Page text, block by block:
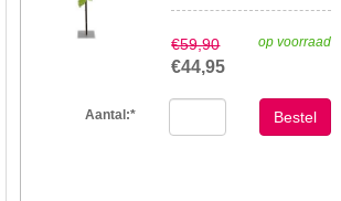
op voorraad
€59,90
€44,95
Aantal:* Bestel